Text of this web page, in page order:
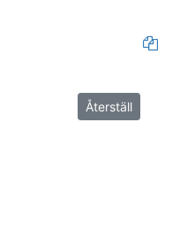
Återställ